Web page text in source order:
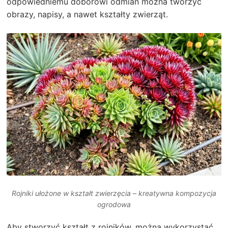
obrazy, napisy, a nawet kształty zwierząt.
Rojniki ułożone w kształt zwierzęcia – kreatywna kompozycja
ogrodowa